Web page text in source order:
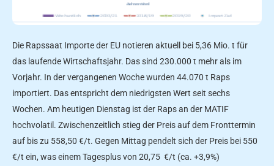
Die Rapssaat Importe der EU notieren aktuell bei 5,36 Mio. t für
das laufende Wirtschaftsjahr. Das sind 230.000 t mehr als im
Vorjahr. In der vergangenen Woche wurden 44.070 t Raps
importiert. Das entspricht dem niedrigsten Wert seit sechs
Wochen. Am heutigen Dienstag ist der Raps an der MATIF
hochvolatil. Zwischenzeitlich stieg der Preis auf dem Fronttermin
auf bis zu 558,50 €/t. Gegen Mittag pendelt sich der Preis bei 550
€/t ein, was einem Tagesplus von 20,75 €/t (ca. +3,9%)